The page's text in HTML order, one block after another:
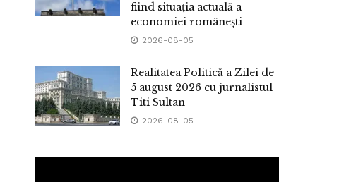
fiind situația actuală a
economiei românești
2026-08-05
Realitatea Politică a Zilei de
5 august 2026 cu jurnalistul
Titi Sultan
2026-08-05